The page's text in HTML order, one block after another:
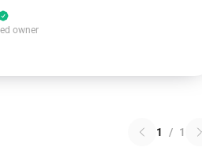
owner
1 / 1